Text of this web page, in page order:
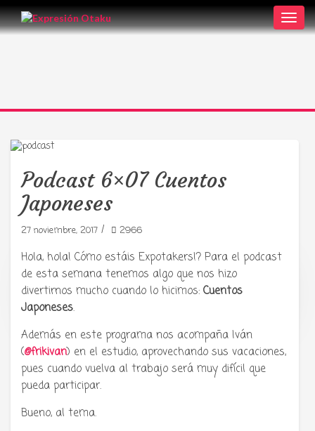
Tu radio y podcast sobre manga,
Podcast 6×07 Cuentos
Japoneses
27 noviembre, 2017 / 2966
Hola, hola! Cómo estáis Expotakers!? Para el podcast
de esta semana tenemos algo que nos hizo
divertirnos mucho cuando lo hicimos: Cuentos
Japoneses.
Además en este programa nos acompaña Iván
(@frikivan) en el estudio, aprovechando sus vacaciones,
pues cuando vuelva al trabajo será muy difícil que
pueda participar.
Bueno, al tema.